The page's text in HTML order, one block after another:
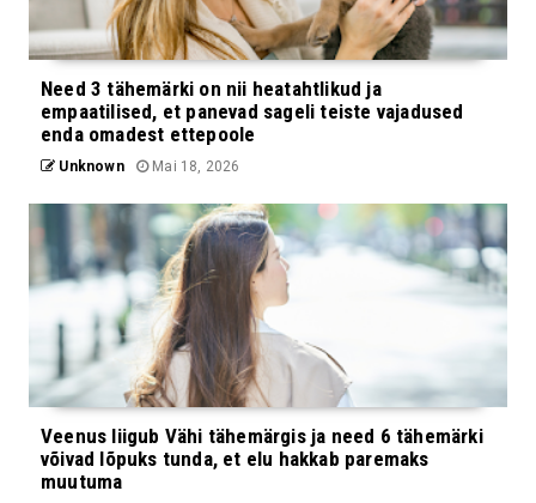
Need 3 tähemärki on nii heatahtlikud ja
empaatilised, et panevad sageli teiste vajadused
enda omadest ettepoole
Unknown Mai 18, 2026
Veenus liigub Vähi tähemärgis ja need 6 tähemärki
võivad lõpuks tunda, et elu hakkab paremaks
muutuma